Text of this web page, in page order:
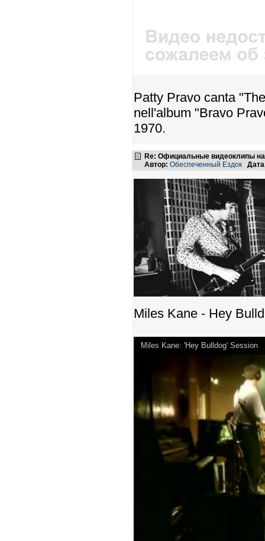
Patty Pravo canta
nell'album "Bravo
1970.
Re: Официальные видеоклипы
Автор: Обеспеченный Ездок
Miles Kane - Hey
Miles Kane: 'Hey Bulldog' Session